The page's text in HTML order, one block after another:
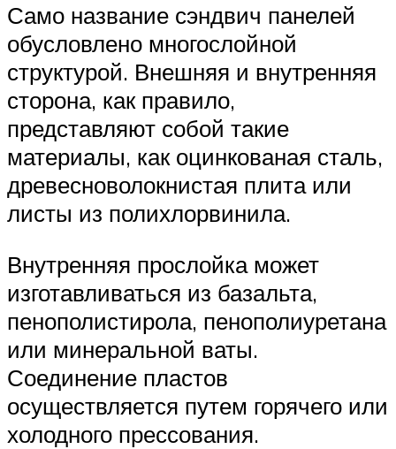
Само название сэндвич панелей
обусловлено многослойной
структурой. Внешняя и внутренняя
сторона, как правило,
представляют собой такие
материалы, как оцинкованая сталь,
древесноволокнистая плита или
листы из полихлорвинила.
Внутренняя прослойка может
изготавливаться из базальта,
пенополистирола, пенополиуретана
или минеральной ваты.
Соединение пластов
осуществляется путем горячего или
холодного прессования.